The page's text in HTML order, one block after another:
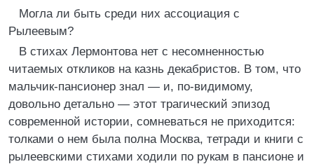
Могла ли быть среди них ассоциация с
Рылеевым?
В стихах Лермонтова нет с несомненностью
читаемых откликов на казнь декабристов. В том, что
мальчик-пансионер знал — и, по-видимому,
довольно детально — этот трагический эпизод
современной истории, сомневаться не приходится:
толками о нем была полна Москва, тетради и книги с
рылеевскими стихами ходили по рукам в пансионе и